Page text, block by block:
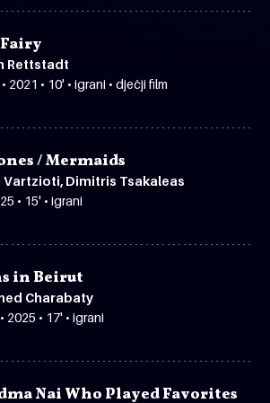
Rettstadt
2021 • 10' • igrani • dječji film
/ Mermaids
Vartzioti, Dimitris Tsakaleas
• 15' • igrani
in Beirut
Charabaty
2025 • 17' • igrani
Nai Who Played Favorites